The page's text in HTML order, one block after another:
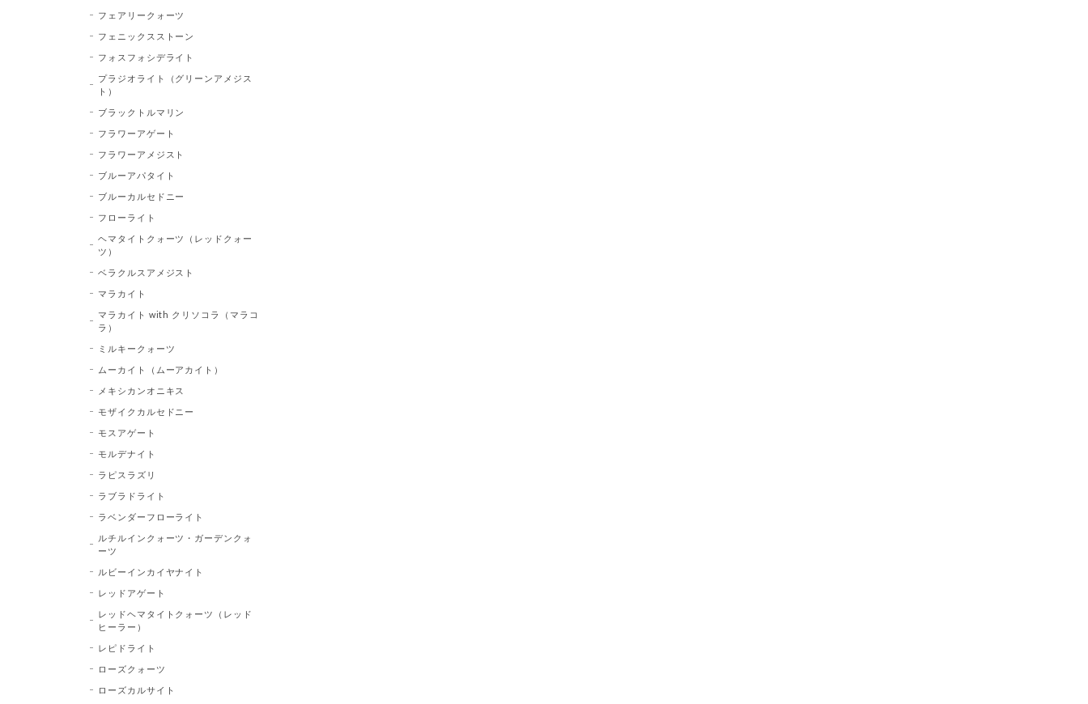
フェアリークォーツ
フェニックスストーン
フォスフォシデライト
プラジオライト（グリーンアメジス
ト）
ブラックトルマリン
フラワーアゲート
フラワーアメジスト
ブルーアパタイト
ブルーカルセドニー
フローライト
ヘマタイトクォーツ（レッドクォー
ツ）
ベラクルスアメジスト
マラカイト
マラカイト with クリソコラ（マラコ
ラ）
ミルキークォーツ
ムーカイト（ムーアカイト）
メキシカンオニキス
モザイクカルセドニー
モスアゲート
モルデナイト
ラピスラズリ
ラブラドライト
ラベンダーフローライト
ルチルインクォーツ・ガーデンクォ
ーツ
ルビーインカイヤナイト
レッドアゲート
レッドヘマタイトクォーツ（レッド
ヒーラー）
レピドライト
ローズクォーツ
ローズカルサイト